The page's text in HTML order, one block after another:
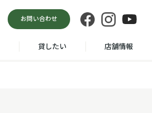
お問い合わせ
貸したい 店舗情報